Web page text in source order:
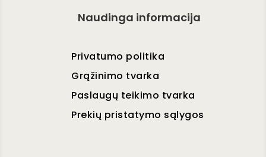
Naudinga informacija
Privatumo politika
Grąžinimo tvarka
Paslaugų teikimo tvarka
Prekių pristatymo sąlygos